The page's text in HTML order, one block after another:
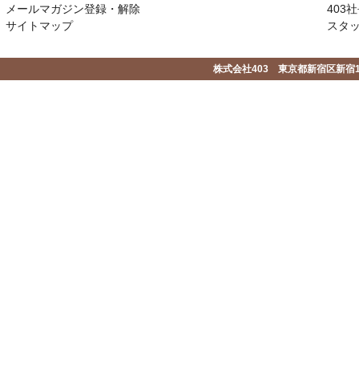
メールマガジン登録・解除
サイトマップ
403
スタ
株式会社403 東京都新宿区新